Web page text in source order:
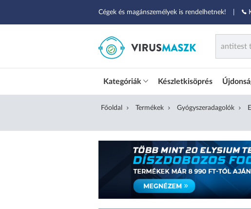
Cégek és magánszemélyek is rendelhetnek!
Kategóriák Készletkisöprés
Főoldal Termékek Gyógyszeradagolók